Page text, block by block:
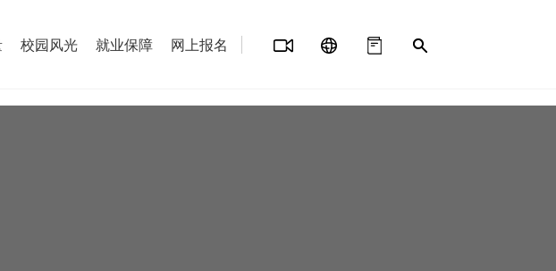
校园风光 就业保障 网上报名